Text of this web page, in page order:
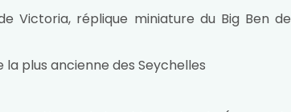
Victoria, réplique miniature du Big Ben de
la plus ancienne des Seychelles